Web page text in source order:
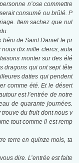
n’ose commettre
consumé ou brûlé. P
Item sachez que nul
béni de Saint Daniel le pr
dix mille clercs, auta
monter sur des élé
dragons qui ont sept tête
dattes qui pendent
comme été. Et le désert
est l’entrée de notre
de quarante journées.
trouve du fruit dont nous v
tout comme il est remp
terre en quinze mois, ta
dire. L’entrée est faite